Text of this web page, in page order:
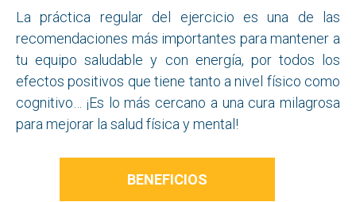
La práctica regular del ejercicio es una de las
recomendaciones más importantes para mantener a
tu equipo saludable y con energía, por todos los
efectos positivos que tiene tanto a nivel físico como
cognitivo… ¡Es lo más cercano a una cura milagrosa
para mejorar la salud física y mental!
BENEFICIOS